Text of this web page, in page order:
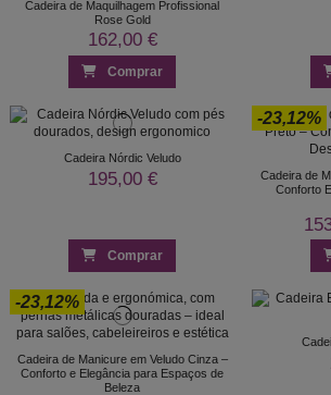
Cadeira de Maquilhagem Profissional
Rose Gold
162,00 €
Comprar
Cadeira Nórdic Veludo
195,00 €
Comprar
-23,12%
Cadeira de
Conforto
-23,12%
Cadeira de Manicure em Veludo Cinza –
Conforto e Elegância para Espaços de
Beleza